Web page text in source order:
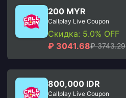
200 MYR
Callplay Live Coupon
Скидка: 5.0% OFF
₽ 3041.68₽ 3743.29
800,000 IDR
Callplay Live Coupon